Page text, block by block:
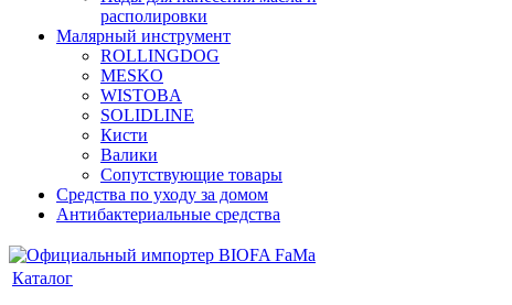
располировки
Малярный инструмент
ROLLINGDOG
MESKO
WISTOBA
SOLIDLINE
Кисти
Валики
Сопутствующие товары
Средства по уходу за домом
Антибактериальные средства
Каталог